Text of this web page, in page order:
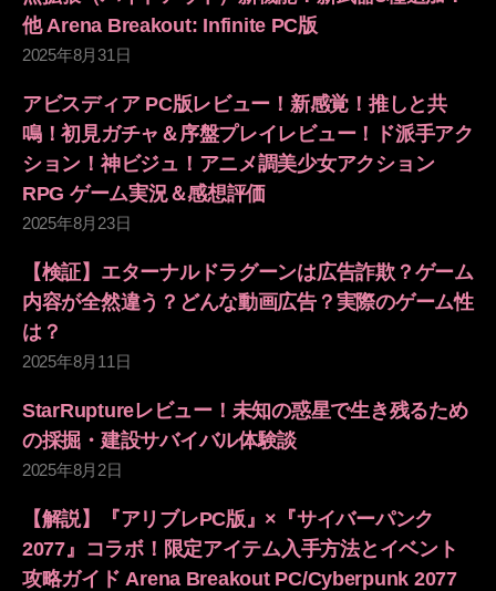
他 Arena Breakout: Infinite PC版
2025年8月31日
アビスディア PC版レビュー！新感覚！推しと共
鳴！初見ガチャ＆序盤プレイレビュー！ド派手アク
ション！神ビジュ！アニメ調美少女アクション
RPG ゲーム実況＆感想評価
2025年8月23日
【検証】エターナルドラグーンは広告詐欺？ゲーム
内容が全然違う？どんな動画広告？実際のゲーム性
は？
2025年8月11日
StarRuptureレビュー！未知の惑星で生き残るため
の採掘・建設サバイバル体験談
2025年8月2日
【解説】『アリブレPC版』×『サイバーパンク
2077』コラボ！限定アイテム入手方法とイベント
攻略ガイド Arena Breakout PC/Cyberpunk 2077